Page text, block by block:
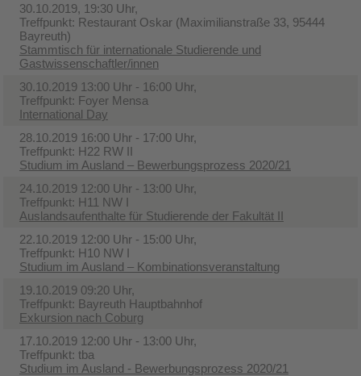
30.10.2019, 19:30 Uhr,
Treffpunkt: Restaurant Oskar (Maximilianstraße 33, 95444
Bayreuth)
Stammtisch für internationale Studierende und
Gastwissenschaftler/innen
30.10.2019 13:00 Uhr - 16:00 Uhr,
Treffpunkt: Foyer Mensa
International Day
28.10.2019 16:00 Uhr - 17:00 Uhr,
Treffpunkt: H22 RW II
Studium im Ausland – Bewerbungsprozess 2020/21
24.10.2019 12:00 Uhr - 13:00 Uhr,
Treffpunkt: H11 NW I
Auslandsaufenthalte für Studierende der Fakultät II
22.10.2019 12:00 Uhr - 15:00 Uhr,
Treffpunkt: H10 NW I
Studium im Ausland – Kombinationsveranstaltung
19.10.2019 09:20 Uhr,
Treffpunkt: Bayreuth Hauptbahnhof
Exkursion nach Coburg
17.10.2019 12:00 Uhr - 13:00 Uhr,
Treffpunkt: tba
Studium im Ausland - Bewerbungsprozess 2020/21